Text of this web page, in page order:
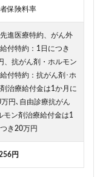
保険料率
進医療特約、がん外
付特約：1日につき
、抗がん剤・ホルモン
付特約：抗がん剤･ホ
治療給付金は1か月に
円､自由診療抗がん
モン剤治療給付金は1
き20万円
円